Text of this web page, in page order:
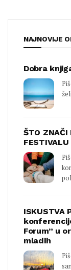
NAJNOVIJE
Dobra
ŠTO ZNAČI
ISKUSTVA
Forum” u
mladih